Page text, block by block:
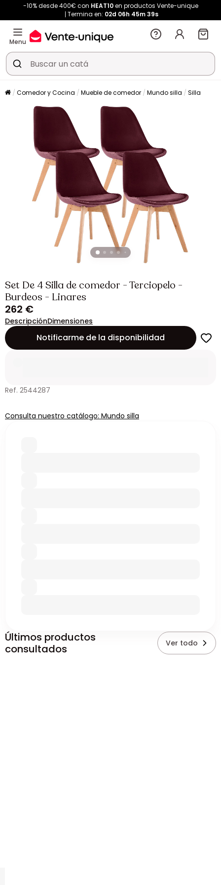
-10% desde 400€ con HEAT10en productos Vente-unique
Termina en: 02d 06h 45m 39s
Menu
Comedor y Cocina Mueble de comedor Mundo silla Silla
Set De 4 Silla de comedor - Terciopelo -
Burdeos - Linares
262 €
DescripciónDimensiones
Notificarme de la disponibilidad
Ref. 2544287
Consulta nuestro catálogo: Mundo silla
Últimos productos
consultados
Ver todo